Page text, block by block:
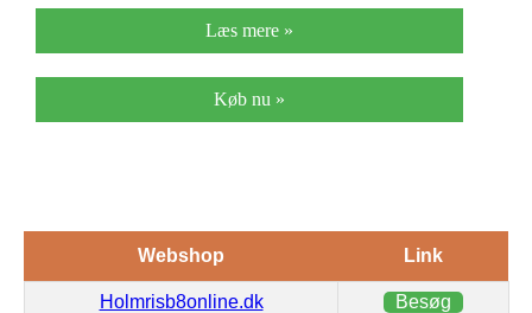
Læs mere »
Køb nu »
Webshop Link
Holmrisb8online.dk Besøg